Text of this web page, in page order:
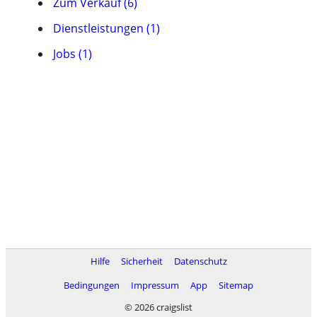
Dienstleistungen (1)
Jobs (1)
Hilfe Sicherheit
Datenschutz
Bedingungen
Impressum App
Sitemap
© 2026 craigslist